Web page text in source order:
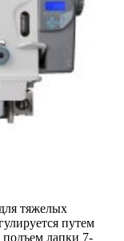
тяжелых
путем
лапки 7-